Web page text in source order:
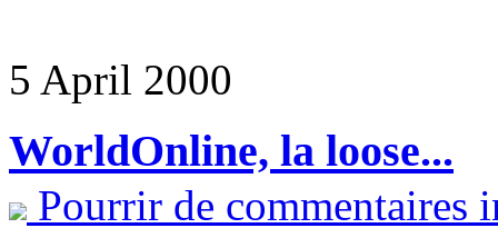
5 April 2000
WorldOnline, la loose...
Pourrir de commentaires